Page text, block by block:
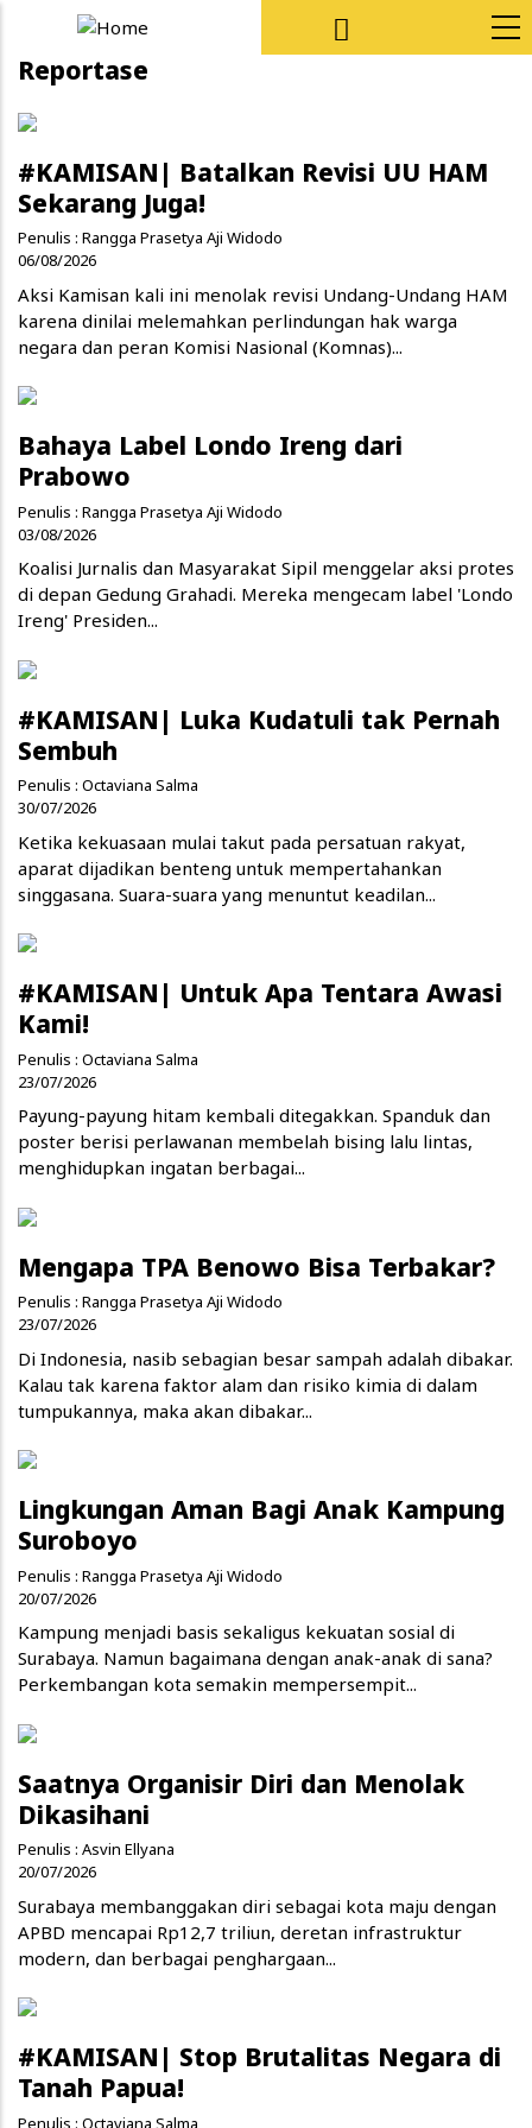
Skip to main content
Reportase
#KAMISAN| Batalkan Revisi UU HAM
Sekarang Juga!
Penulis : Rangga Prasetya Aji Widodo
06/08/2026
Aksi Kamisan kali ini menolak revisi Undang-Undang HAM
karena dinilai melemahkan perlindungan hak warga
negara dan peran Komisi Nasional (Komnas)...
Bahaya Label Londo Ireng dari
Prabowo
Penulis : Rangga Prasetya Aji Widodo
03/08/2026
Koalisi Jurnalis dan Masyarakat Sipil menggelar aksi protes
di depan Gedung Grahadi. Mereka mengecam label 'Londo
Ireng' Presiden...
#KAMISAN| Luka Kudatuli tak Pernah
Sembuh
Penulis : Octaviana Salma
30/07/2026
Ketika kekuasaan mulai takut pada persatuan rakyat,
aparat dijadikan benteng untuk mempertahankan
singgasana. Suara-suara yang menuntut keadilan...
#KAMISAN| Untuk Apa Tentara Awasi
Kami!
Penulis : Octaviana Salma
23/07/2026
Payung-payung hitam kembali ditegakkan. Spanduk dan
poster berisi perlawanan membelah bising lalu lintas,
menghidupkan ingatan berbagai...
Mengapa TPA Benowo Bisa Terbakar?
Penulis : Rangga Prasetya Aji Widodo
23/07/2026
Di Indonesia, nasib sebagian besar sampah adalah dibakar.
Kalau tak karena faktor alam dan risiko kimia di dalam
tumpukannya, maka akan dibakar...
Lingkungan Aman Bagi Anak Kampung
Suroboyo
Penulis : Rangga Prasetya Aji Widodo
20/07/2026
Kampung menjadi basis sekaligus kekuatan sosial di
Surabaya. Namun bagaimana dengan anak-anak di sana?
Perkembangan kota semakin mempersempit...
Saatnya Organisir Diri dan Menolak
Dikasihani
Penulis : Asvin Ellyana
20/07/2026
Surabaya membanggakan diri sebagai kota maju dengan
APBD mencapai Rp12,7 triliun, deretan infrastruktur
modern, dan berbagai penghargaan...
#KAMISAN| Stop Brutalitas Negara di
Tanah Papua!
Penulis : Octaviana Salma